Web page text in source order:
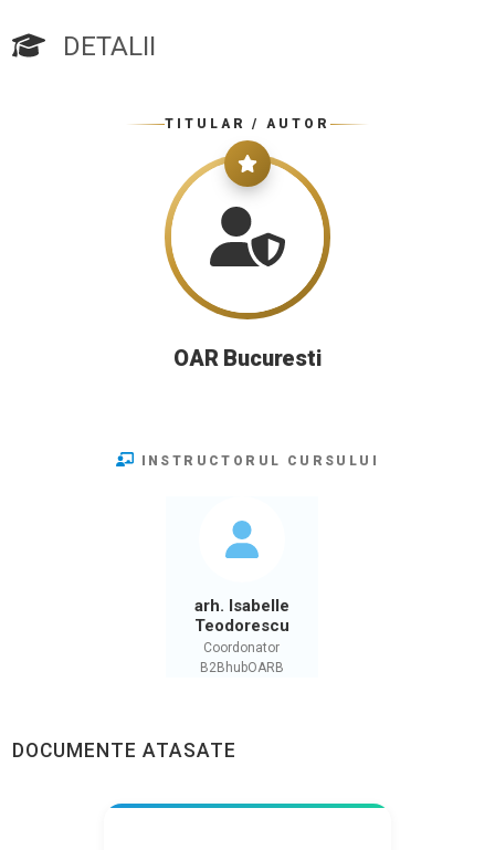
DETALII
TITULAR / AUTOR
OAR Bucuresti
INSTRUCTORUL CURSULUI
arh. Isabelle
Teodorescu
Coordonator
B2BhubOARB
DOCUMENTE ATASATE